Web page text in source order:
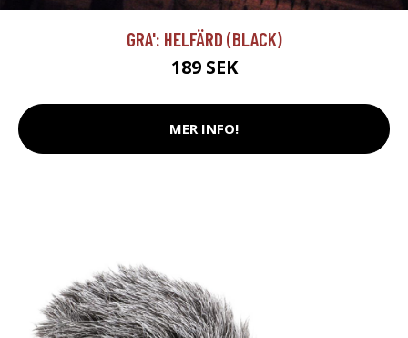
GRA': HELFÄRD (BLACK)
189 SEK
MER INFO!